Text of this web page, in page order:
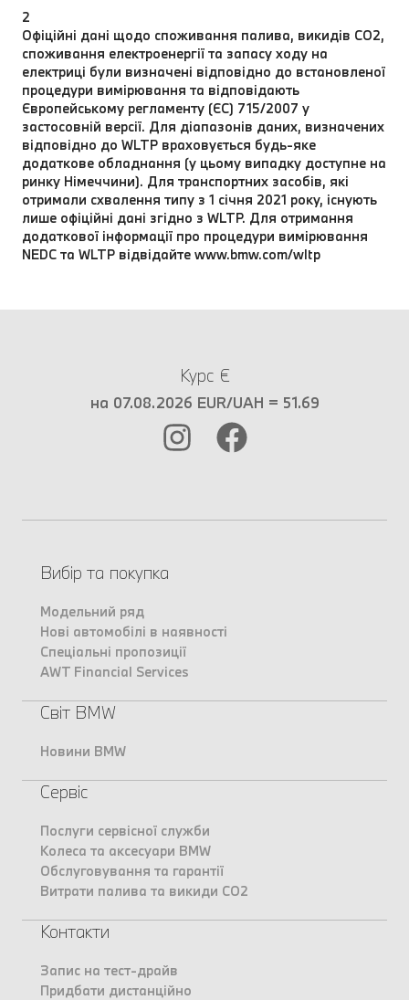
2
Офіційні дані щодо споживання палива, викидів CO2,
споживання електроенергії та запасу ходу на
електриці були визначені відповідно до встановленої
процедури вимірювання та відповідають
Європейському регламенту (ЄС) 715/2007 у
застосовній версії. Для діапазонів даних, визначених
відповідно до WLTP враховується будь-яке
додаткове обладнання (у цьому випадку доступне на
ринку Німеччини). Для транспортних засобів, які
отримали схвалення типу з 1 січня 2021 року, існують
лише офіційні дані згідно з WLTP. Для отримання
додаткової інформації про процедури вимірювання
NEDC та WLTP відвідайте www.bmw.com/wltp
Курс €
на 07.08.2026 EUR/UAH = 51.69
Вибір та покупка
Модельний ряд
Нові автомобілі в наявності
Спеціальні пропозиції
AWT Financial Services
Світ BMW
Новини BMW
Сервіс
Послуги сервісної служби
Колеса та аксесуари BMW
Обслуговування та гарантії
Витрати палива та викиди CO2
Контакти
Запис на тест-драйв
Придбати дистанційно